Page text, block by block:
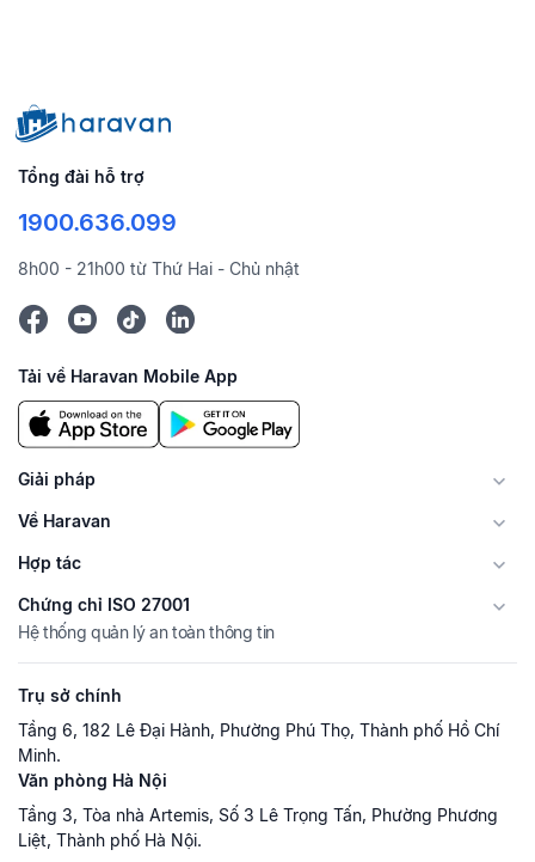
Tổng đài hỗ trợ
1900.636.099
8h00 - 21h00 từ Thứ Hai - Chủ nhật
Tải về Haravan Mobile App
Giải pháp
Về Haravan
Hợp tác
Chứng chỉ ISO 27001
Hệ thống quản lý an toàn thông tin
Trụ sở chính
Tầng 6, 182 Lê Đại Hành, Phường Phú Thọ, Thành phố Hồ Chí
Minh.
Văn phòng Hà Nội
Tầng 3, Tòa nhà Artemis, Số 3 Lê Trọng Tấn, Phường Phương
Liệt, Thành phố Hà Nội.